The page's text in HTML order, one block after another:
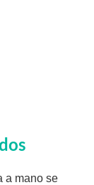
a mano se